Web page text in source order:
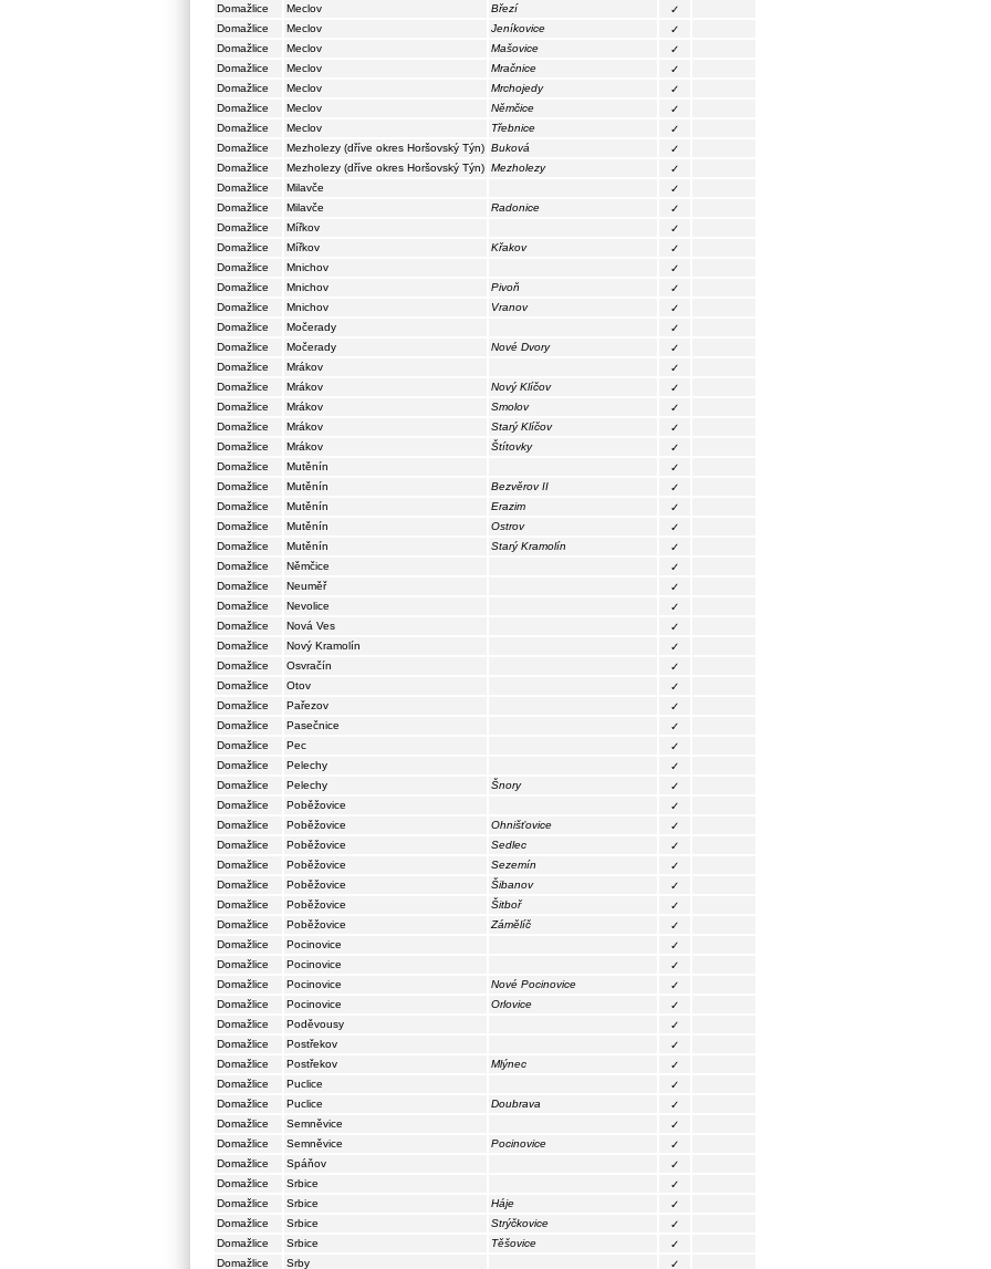
Domažlice
Meclov Březí
✓
Domažlice
Meclov Jeníkovice
✓
Domažlice
Meclov Mašovice
✓
Domažlice
Meclov Mračnice
✓
Domažlice
Meclov Mrchojedy
✓
Domažlice
Meclov Němčice
✓
Domažlice
Meclov Třebnice
✓
Domažlice
Mezholezy (dříve okres Horšovský Týn) Buková
✓
Domažlice
Mezholezy (dříve okres Horšovský Týn) Mezholezy
✓
Domažlice
Milavče
✓
Domažlice
Milavče Radonice
✓
Domažlice
Mířkov
✓
Domažlice
Mířkov Křakov
✓
Domažlice
Mnichov
✓
Domažlice
Mnichov Pivoň
✓
Domažlice
Mnichov Vranov
✓
Domažlice
Močerady
✓
Domažlice
Močerady Nové Dvory
✓
Domažlice
Mrákov
✓
Domažlice
Mrákov Nový Klíčov
✓
Domažlice
Mrákov Smolov
✓
Domažlice
Mrákov Starý Klíčov
✓
Domažlice
Mrákov Štítovky
✓
Domažlice
Mutěnín
✓
Domažlice
Mutěnín Bezvěrov II
✓
Domažlice
Mutěnín Erazim
✓
Domažlice
Mutěnín Ostrov
✓
Domažlice
Mutěnín Starý Kramolín
✓
Domažlice
Němčice
✓
Domažlice
Neuměř
✓
Domažlice
Nevolice
✓
Domažlice
Nová Ves
✓
Domažlice
Nový Kramolín
✓
Domažlice
Osvračín
✓
Domažlice
Otov
✓
Domažlice
Pařezov
✓
Domažlice
Pasečnice
✓
Domažlice
Pec
✓
Domažlice
Pelechy
✓
Domažlice
Pelechy Šnory
✓
Domažlice
Poběžovice
✓
Domažlice
Poběžovice Ohnišťovice
✓
Domažlice
Poběžovice Sedlec
✓
Domažlice
Poběžovice Sezemín
✓
Domažlice
Poběžovice Šibanov
✓
Domažlice
Poběžovice Šitboř
✓
Domažlice
Poběžovice Zámělíč
✓
Domažlice
Pocinovice
✓
Domažlice
Pocinovice
✓
Domažlice
Pocinovice Nové Pocinovice
✓
Domažlice
Pocinovice Orlovice
✓
Domažlice
Poděvousy
✓
Domažlice
Postřekov
✓
Domažlice
Postřekov Mlýnec
✓
Domažlice
Puclice
✓
Domažlice
Puclice Doubrava
✓
Domažlice
Semněvice
✓
Domažlice
Semněvice Pocinovice
✓
Domažlice
Spáňov
✓
Domažlice
Srbice
✓
Domažlice
Srbice Háje
✓
Domažlice
Srbice Strýčkovice
✓
Domažlice
Srbice Těšovice
✓
Domažlice
Srby ✓